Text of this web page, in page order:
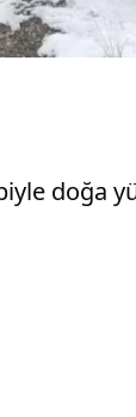
doğa